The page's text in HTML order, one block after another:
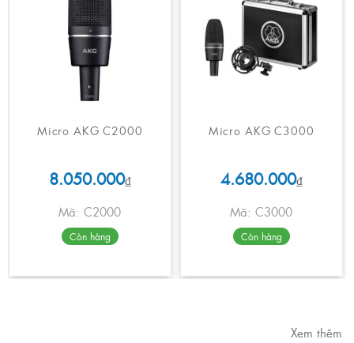
Micro AKG C2000
8.050.000₫
Mã: C2000
Còn hàng
Micro AKG C3000
4.680.000₫
Mã: C3000
Còn hàng
Xem thêm